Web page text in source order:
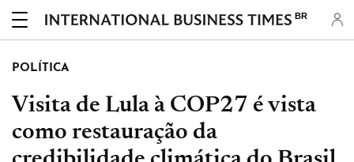
BR
POLÍTICA
Visita de Lula à COP27 é vista
como restauração da